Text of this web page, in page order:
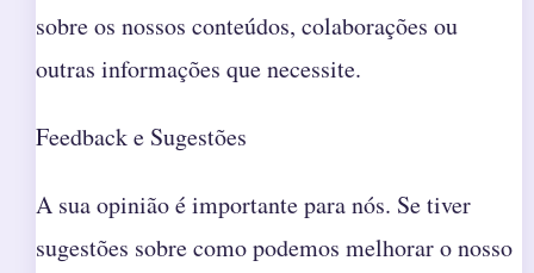
sobre os nossos conteúdos, colaborações ou
outras informações que necessite.
Feedback e Sugestões
A sua opinião é importante para nós. Se tiver
sugestões sobre como podemos melhorar o nosso